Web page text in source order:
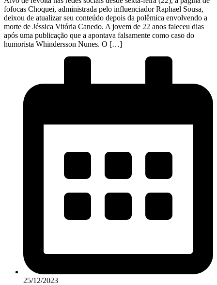
fofocas Choquei, administrada pelo influenciador Raphael Sousa,
deixou de atualizar seu conteúdo depois da polêmica envolvendo a
morte de Jéssica Vitória Canedo. A jovem de 22 anos faleceu dias
após uma publicação que a apontava falsamente como caso do
humorista Whindersson Nunes. O […]
25/12/2023